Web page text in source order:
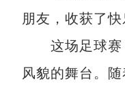
朋友，收获了
这场足球赛，
风貌的舞台。